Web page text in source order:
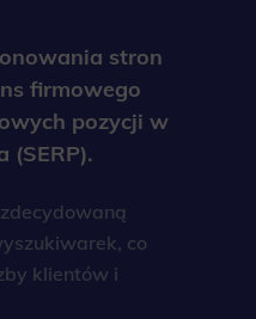
stron
firmowego
pozycji w
(SERP).
co
klientów i